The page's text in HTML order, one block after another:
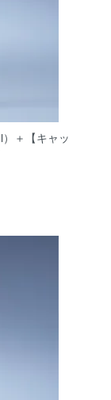
＋【キャッ